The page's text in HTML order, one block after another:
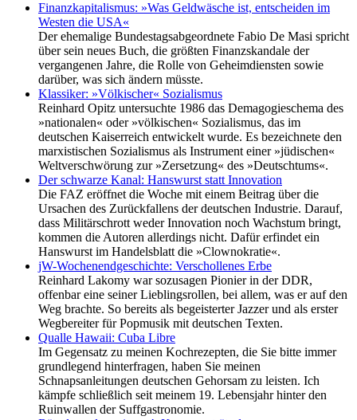
Finanzkapitalismus: »Was Geldwäsche ist, entscheiden im
Westen die USA«
Der ehemalige Bundestagsabgeordnete Fabio De Masi spricht
über sein neues Buch, die größten Finanzskandale der
vergangenen Jahre, die Rolle von Geheimdiensten sowie
darüber, was sich ändern müsste.
Klassiker: »Völkischer« Sozialismus
Reinhard Opitz untersuchte 1986 das Demagogieschema des
»nationalen« oder »völkischen« Sozialismus, das im
deutschen Kaiserreich entwickelt wurde. Es bezeichnete den
marxistischen Sozialismus als Instrument einer »jüdischen«
Weltverschwörung zur »Zersetzung« des »Deutschtums«.
Der schwarze Kanal: Hanswurst statt Innovation
Die FAZ eröffnet die Woche mit einem Beitrag über die
Ursachen des Zurückfallens der deutschen Industrie. Darauf,
dass Militärschrott weder Innovation noch Wachstum bringt,
kommen die Autoren allerdings nicht. Dafür erfindet ein
Hanswurst im Handelsblatt die »Clownokratie«.
jW-Wochenendgeschichte: Verschollenes Erbe
Reinhard Lakomy war sozusagen Pionier in der DDR,
offenbar eine seiner Lieblingsrollen, bei allem, was er auf den
Weg brachte. So bereits als begeisterter Jazzer und als erster
Wegbereiter für Popmusik mit deutschen Texten.
Qualle Hawaii: Cuba Libre
Im Gegensatz zu meinen Kochrezepten, die Sie bitte immer
grundlegend hinterfragen, haben Sie meinen
Schnapsanleitungen deutschen Gehorsam zu leisten. Ich
kämpfe schließlich seit meinem 19. Lebensjahr hinter den
Ruinwallen der Suffgastronomie.